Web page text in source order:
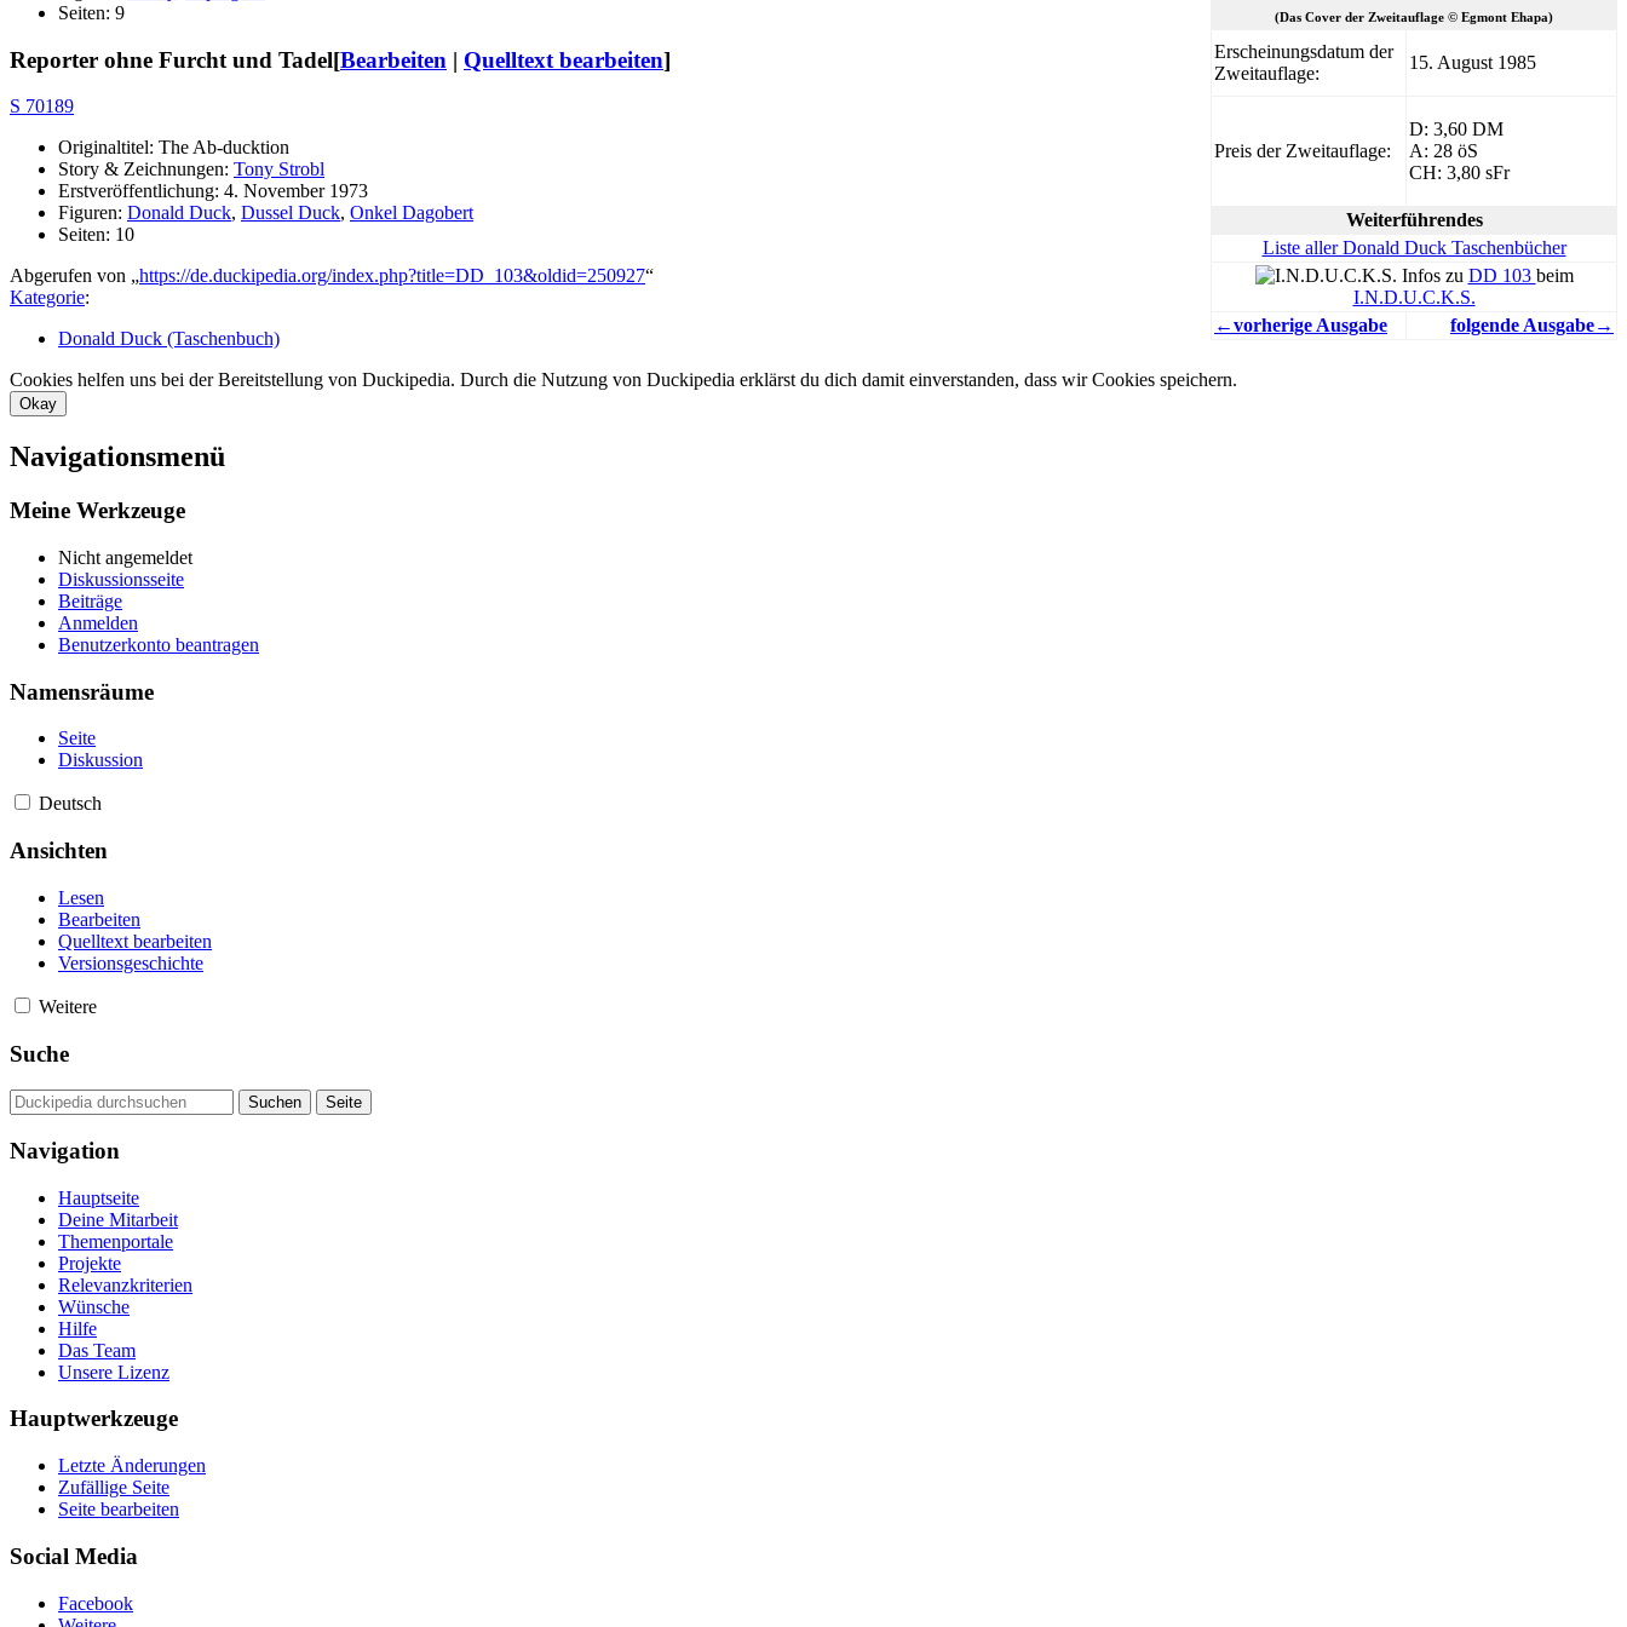
(Das Cover der Zweitauflage © Egmont Ehapa)
Erscheinungsdatum der
Zweitauflage:
15. August 1985
Preis der Zweitauflage:
D: 3,60 DM
A: 28 öS
CH: 3,80 sFr
Weiterführendes
Liste aller Donald Duck Taschenbücher
Infos zu DD 103 beim
I.N.D.U.C.K.S.
←vorherige Ausgabe
folgende Ausgabe→
Seiten: 9
Reporter ohne Furcht und Tadel[Bearbeiten | Quelltext bearbeiten]
S 70189
Originaltitel: The Ab-ducktion
Story & Zeichnungen: Tony Strobl
Erstveröffentlichung: 4. November 1973
Figuren: Donald Duck, Dussel Duck, Onkel Dagobert
Seiten: 10
Abgerufen von „https://de.duckipedia.org/index.php?title=DD_103&oldid=250927“
Kategorie:
Donald Duck (Taschenbuch)
Cookies helfen uns bei der Bereitstellung von Duckipedia. Durch die Nutzung von Duckipedia erklärst du dich damit einverstanden, dass wir Cookies speichern.
Okay
Navigationsmenü
Meine Werkzeuge
Nicht angemeldet
Diskussionsseite
Beiträge
Anmelden
Benutzerkonto beantragen
Namensräume
Seite
Diskussion
Deutsch
Ansichten
Lesen
Bearbeiten
Quelltext bearbeiten
Versionsgeschichte
Weitere
Suche
Navigation
Hauptseite
Deine Mitarbeit
Themenportale
Projekte
Relevanzkriterien
Wünsche
Hilfe
Das Team
Unsere Lizenz
Hauptwerkzeuge
Letzte Änderungen
Zufällige Seite
Seite bearbeiten
Social Media
Facebook